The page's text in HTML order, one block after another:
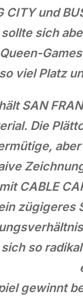
CITY und
sich
viel Platz
SAN
Die
CABLE
zügigeres
so
gewinnt